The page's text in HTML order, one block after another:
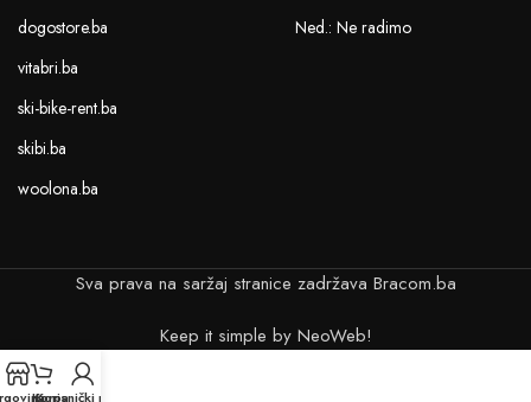
dogostore.ba
vitabri.ba
ski-bike-rent.ba
skibi.ba
woolona.ba
Ned.: Ne radimo
Sva prava na saržaj stranice zadržava Bracom.ba
Keep it simple by NeoWeb!
Korpa
Korisnički račun